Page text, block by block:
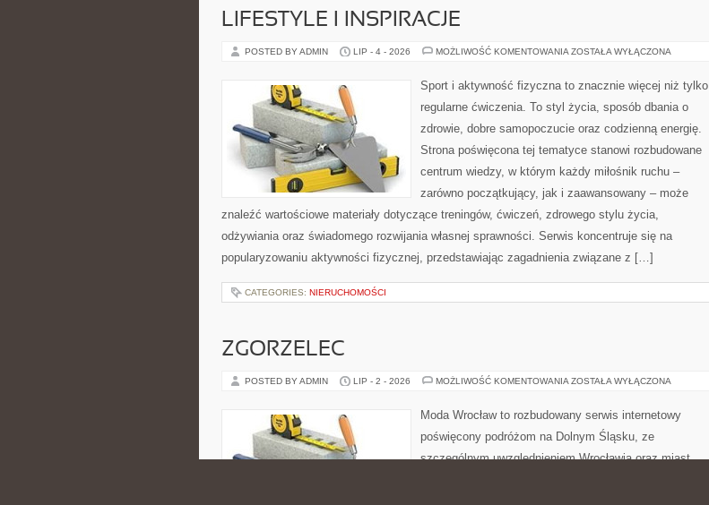
LIFESTYLE I INSPIRACJE
POSTED BY ADMIN LIP - 4 - 2026 MOŻLIWOŚĆ KOMENTOWANIA LIFESTYLE
ZOSTAŁA WYŁĄCZONA
Sport i aktywność fizyczna to znacznie więcej niż tylko
regularne ćwiczenia. To styl życia, sposób dbania o
zdrowie, dobre samopoczucie oraz codzienną energię.
Strona poświęcona tej tematyce stanowi rozbudowane
centrum wiedzy, w którym każdy miłośnik ruchu –
zarówno początkujący, jak i zaawansowany – może
znaleźć wartościowe materiały dotyczące treningów, ćwiczeń, zdrowego stylu życia,
odżywiania oraz świadomego rozwijania własnej sprawności. Serwis koncentruje się na
popularyzowaniu aktywności fizycznej, przedstawiając zagadnienia związane z […]
CATEGORIES: NIERUCHOMOŚCI
ZGORZELEC
POSTED BY ADMIN LIP - 2 - 2026 MOŻLIWOŚĆ KOMENTOWANIA ZGORZELEC
ZOSTAŁA WYŁĄCZONA
Moda Wrocław to rozbudowany serwis internetowy
poświęcony podróżom na Dolnym Śląsku, ze
szczególnym uwzględnieniem Wrocławia oraz miast,